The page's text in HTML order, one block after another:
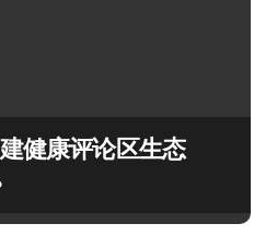
健康评论区生态